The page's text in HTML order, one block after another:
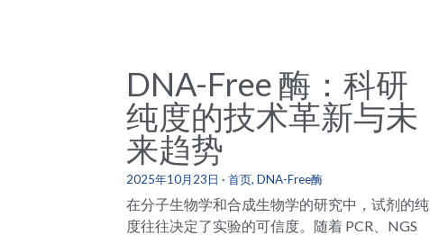
DNA-Free 酶：科研
纯度的技术革新与未
来趋势
2025年10月23日 ·首页, DNA-Free酶
在分子生物学和合成生物学的研究中，试剂的纯
度往往决定了实验的可信度。随着 PCR、NGS